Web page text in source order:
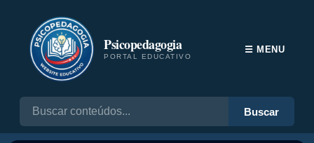
Psicopedagogia
PORTAL EDUCATIVO
Buscar
☰ MENU